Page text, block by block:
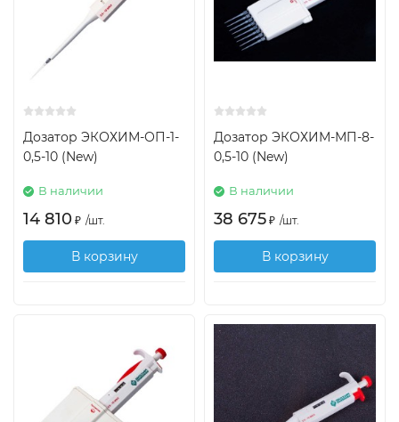
Дозатор ЭКОХИМ-ОП-1-
0,5-10 (New)
В наличии
14 810 ₽ /шт.
В корзину
Дозатор ЭКОХИМ-МП-8-
0,5-10 (New)
В наличии
38 675 ₽ /шт.
В корзину